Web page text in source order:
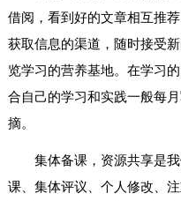
借阅，看到好的文章相互推
获取信息的渠道，随时接受
览学习的营养基地。在学习
合自己的学习和实践一般每
摘。
集体备课，资源共享是
课、集体评议、个人修改、